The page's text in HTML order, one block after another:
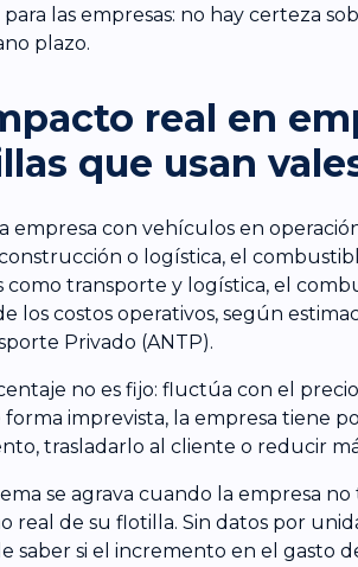
las empresas: no hay certeza
plazo.
real en
que usan
empresa con vehículos en
o logística, el
como transporte y logística, el
los costos operativos, según
Privado (ANTP).
no es fijo: fluctúa con el
imprevista, la empresa tiene
trasladarlo al cliente o reducir
se agrava cuando la empresa no
real de su flotilla. Sin datos por
saber si el incremento en el gasto